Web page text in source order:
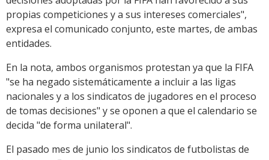
propias competiciones y a sus intereses comerciales",
expresa el comunicado conjunto, este martes, de ambas
entidades.
En la nota, ambos organismos protestan ya que la FIFA
"se ha negado sistemáticamente a incluir a las ligas
nacionales y a los sindicatos de jugadores en el proceso
de tomas decisiones" y se oponen a que el calendario se
decida "de forma unilateral".
El pasado mes de junio los sindicatos de futbolistas de